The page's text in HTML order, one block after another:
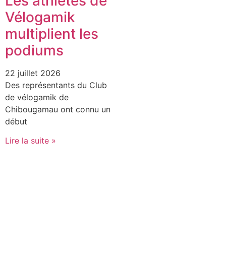
Vélogamik
multiplient les
podiums
22 juillet 2026
Des représentants du Club
de vélogamik de
Chibougamau ont connu un
début
Lire la suite »